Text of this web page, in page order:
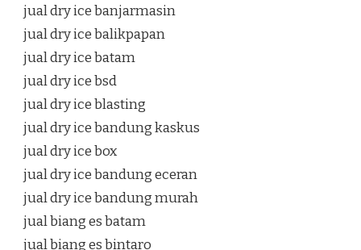
jual dry ice banjarmasin
jual dry ice balikpapan
jual dry ice batam
jual dry ice bsd
jual dry ice blasting
jual dry ice bandung kaskus
jual dry ice box
jual dry ice bandung eceran
jual dry ice bandung murah
jual biang es batam
jual biang es bintaro